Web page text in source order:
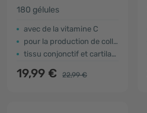
180 gélules
avec de la vitamine C
pour la production de collagène
tissu conjonctif et cartilage
19,99 € 22,99 €